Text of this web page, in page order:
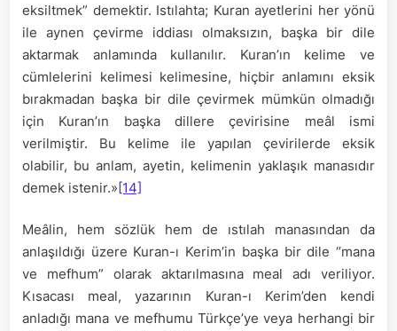
eksiltmek” demektir. Istılahta; Kuran ayetlerini her yönü
ile aynen çevirme iddiası olmaksızın, başka bir dile
aktarmak anlamında kullanılır. Kuran’ın kelime ve
cümlelerini kelimesi kelimesine, hiçbir anlamını eksik
bırakmadan başka bir dile çevirmek mümkün olmadığı
için Kuran’ın başka dillere çevirisine meâl ismi
verilmiştir. Bu kelime ile yapılan çevirilerde eksik
olabilir, bu anlam, ayetin, kelimenin yaklaşık manasıdır
demek istenir.»[14]
Meâlin, hem sözlük hem de ıstılah manasından da
anlaşıldığı üzere Kuran-ı Kerim’in başka bir dile “mana
ve mefhum” olarak aktarılmasına meal adı veriliyor.
Kısacası meal, yazarının Kuran-ı Kerim’den kendi
anladığı mana ve mefhumu Türkçe’ye veya herhangi bir